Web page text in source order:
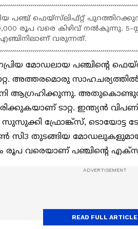
പഞ്ച് ഫെയ്‌സ്‌ലിഫ്റ്റ്
50,000 രൂപ വരെ കിഴിവ് നൽകുന്നു.
എഞ്ചിനിലാണ് വരുന്നത്.
മോഡലായ പഞ്ചിന്റെ
അത്തരമൊരു സാഹചര്യത്തിൽ,
ആഗ്രഹിക്കുന്നു.
ടാറ്റ. ഇന്ത്യൻ
സുസുക്കി ഫ്രോങ്ക്സ്, ടൊയോട്ട
സി3 തുടങ്ങിയ മോഡലുകളുമായി
രൂപ വരെയാണ് പഞ്ചിന്റെ
READ FULL ARTICLE